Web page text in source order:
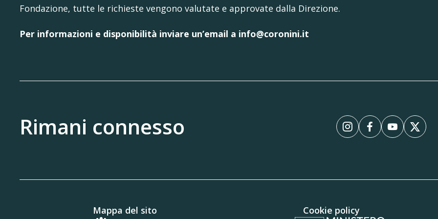
Fondazione, tutte le richieste vengono valutate e approvate dalla Direzione.
Per informazioni e disponibilità inviare un’email a info@coronini.it
Rimani connesso InstagramFacebookYouTube
X
Mappa del sito Cookie policy